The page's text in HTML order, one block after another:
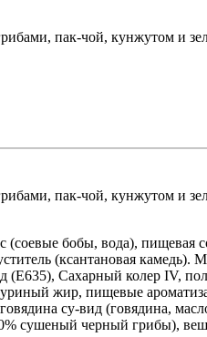
пак-чой, кунжутом и
пак-чой, кунжутом и
бобы, вода), пищевая
(ксантановая
(Е635), Сахарный колер IV,
жир, пищевые
су-вид (говядина,
сушеный черный грибы),